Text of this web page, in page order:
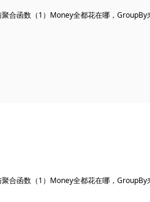
聚合函数（1）Money全都花在哪，
聚合函数（1）Money全都花在哪，